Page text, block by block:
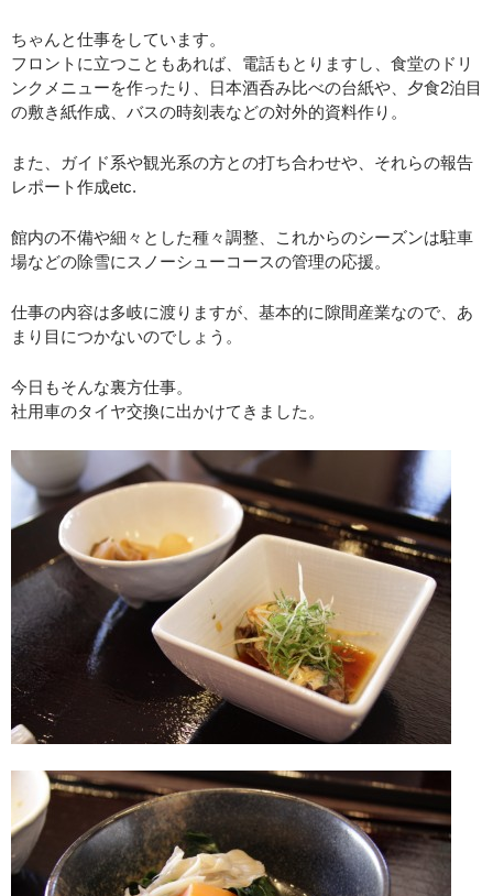
ちゃんと仕事をしています。
フロントに立つこともあれば、電話もとりますし、食堂のドリ
ンクメニューを作ったり、日本酒呑み比べの台紙や、夕食2泊目
の敷き紙作成、バスの時刻表などの対外的資料作り。
また、ガイド系や観光系の方との打ち合わせや、それらの報告
レポート作成etc.
館内の不備や細々とした種々調整、これからのシーズンは駐車
場などの除雪にスノーシューコースの管理の応援。
仕事の内容は多岐に渡りますが、基本的に隙間産業なので、あ
まり目につかないのでしょう。
今日もそんな裏方仕事。
社用車のタイヤ交換に出かけてきました。